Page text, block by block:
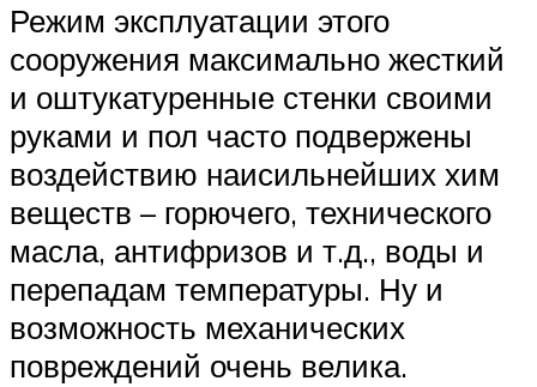
Режим эксплуатации этого
сооружения максимально жесткий
и оштукатуренные стенки своими
руками и пол часто подвержены
воздействию наисильнейших хим
веществ – горючего, технического
масла, антифризов и т.д., воды и
перепадам температуры. Ну и
возможность механических
повреждений очень велика.